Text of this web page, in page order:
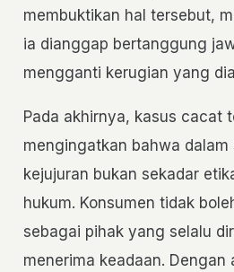
membuktikan hal tersebut,
ia dianggap bertanggung
mengganti kerugian yang
Pada akhirnya, kasus cacat
mengingatkan bahwa dalam
kejujuran bukan sekadar
hukum. Konsumen tidak
sebagai pihak yang selalu
menerima keadaan. Dengan